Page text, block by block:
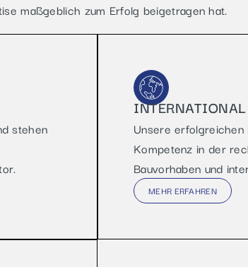
maßgeblich zum Erfolg beigetragen hat.
stehen
INTERNATIONAL
Unsere
Kompetenz in der
Bauvorhaben und
MEHR ERFAHREN